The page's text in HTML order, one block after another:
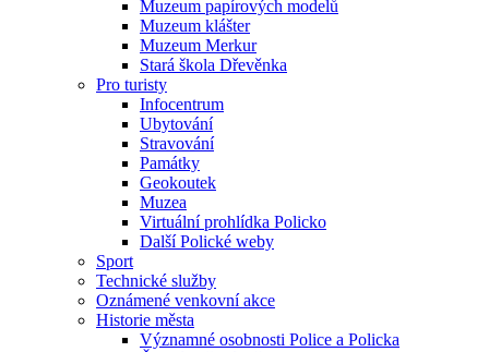
Muzeum papírových modelů
Muzeum klášter
Muzeum Merkur
Stará škola Dřevěnka
Pro turisty
Infocentrum
Ubytování
Stravování
Památky
Geokoutek
Muzea
Virtuální prohlídka Policko
Další Polické weby
Sport
Technické služby
Oznámené venkovní akce
Historie města
Významné osobnosti Police a Policka